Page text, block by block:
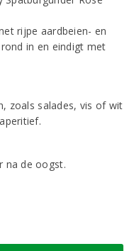
rijpe aardbeien- en
in en eindigt met
zoals salades, vis of wit
na de oogst.